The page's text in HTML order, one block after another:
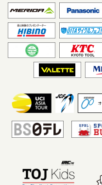
愛三工業レーシングチーム
シマノレーシングチーム